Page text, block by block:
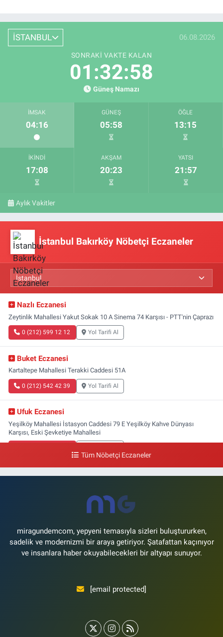
İSTANBUL 06.08.2026
SONRAKI VAKTE KALAN
01:32:57
Güneş Namazı
İMSAK
04:16
GÜNEŞ
05:58
ÖĞLE
13:15
İKINDI
17:08
AKŞAM
20:23
YATSI
21:57
Aylık Vakitler
İstanbul Bakırköy Nöbetçi Eczaneler
Nazlı Eczanesi
Zeytinlik Mahallesi Yakut Sokak 10 A Sinema 74 Karşısı - PTT'nin Çaprazı
0 (212) 599 12 12 Yol Tarifi Al
Buket Eczanesi
Kartaltepe Mahallesi Terakki Caddesi 51A
0 (212) 542 42 39 Yol Tarifi Al
Ufuk Eczanesi
Yeşilköy Mahallesi İstasyon Caddesi 79 E Yeşilköy Kahve Dünyası
Karşısı, Eski Şevketiye Mahallesi
Nimet Eczanesi
Yol Tarifi Al
Tüm Nöbetçi Eczaneler
miragundemcom, yepyeni temasıyla sizleri buluştururken,
sadelik ve modernizmi bir araya getiriyor. Şatafattan kaçınıyor
ve insanlara haber okuyabilecekleri bir altyapı sunuyor.
[email protected]